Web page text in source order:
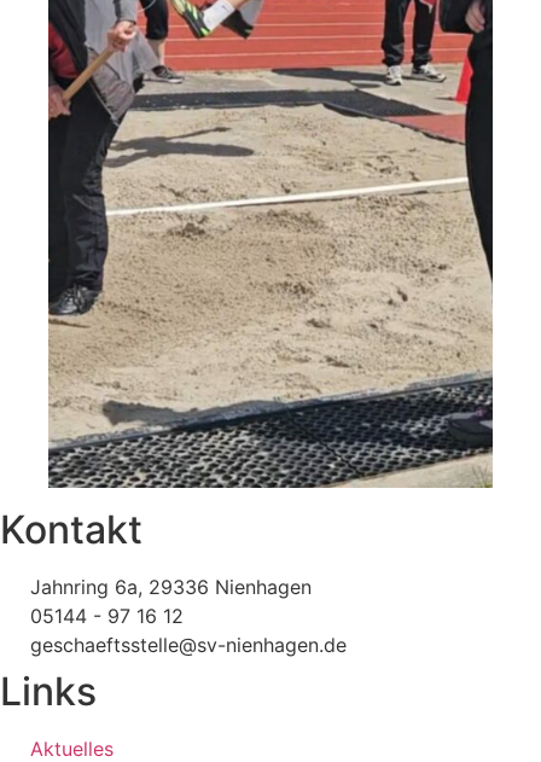
Kontakt
Jahnring 6a, 29336 Nienhagen
05144 - 97 16 12
geschaeftsstelle@sv-nienhagen.de
Links
Aktuelles